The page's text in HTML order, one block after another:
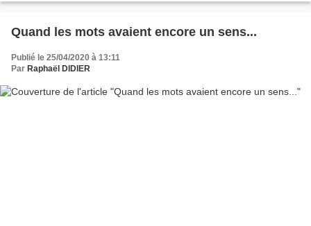
Quand les mots avaient encore un sens...
Publié le 25/04/2020 à 13:11
Par Raphaël DIDIER